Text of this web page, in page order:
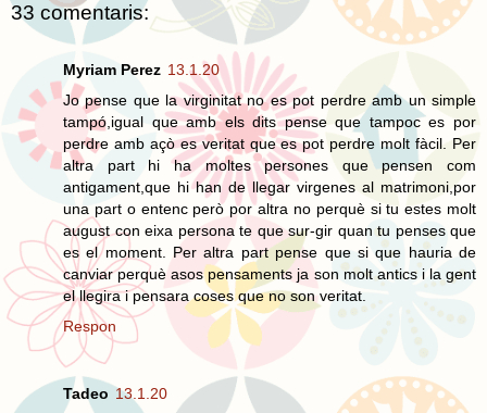
33 comentaris:
Myriam Perez 13.1.20
Jo pense que la virginitat no es pot perdre amb un simple
tampó,igual que amb els dits pense que tampoc es por
perdre amb açò es veritat que es pot perdre molt fàcil. Per
altra part hi ha moltes persones que pensen com
antigament,que hi han de llegar virgenes al matrimoni,por
una part o entenc però por altra no perquè si tu estes molt
august con eixa persona te que sur-gir quan tu penses que
es el moment. Per altra part pense que si que hauria de
canviar perquè asos pensaments ja son molt antics i la gent
el llegira i pensara coses que no son veritat.
Respon
Tadeo 13.1.20